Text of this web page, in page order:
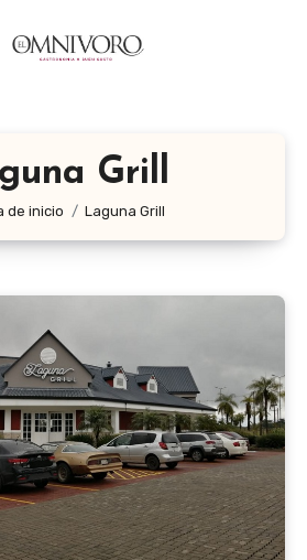
Grill
de inicio Laguna Grill